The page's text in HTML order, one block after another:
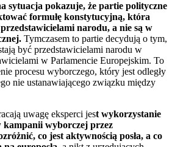
sytuacja pokazuje, że partie polityczne
formułę konstytucyjną, która
przedstawicielami narodu, a nie są w
Tymczasem to partie decydują o tym,
być przedstawicielami narodu w
w Parlamencie Europejskim. To
procesu wyborczego, który jest odległy
nie ustanawiającego związku między
uwagę eksperci jest wykorzystanie
kampanii wyborczej przez
co jest aktywnością posła, a co